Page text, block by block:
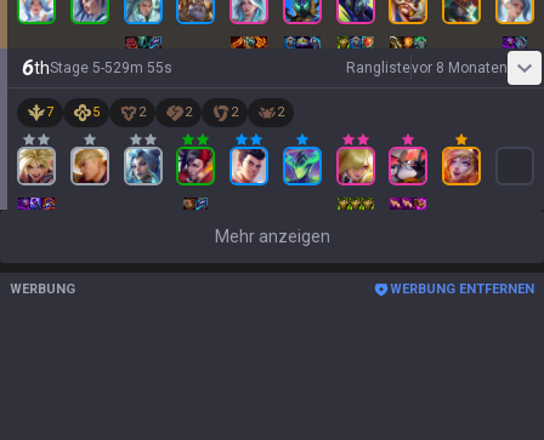
6thStage 5-529m 55s Ranglistevor 8 Monaten
7 5 2 2 2 2
Mehr anzeigen
WERBUNG WERBUNG ENTFERNEN